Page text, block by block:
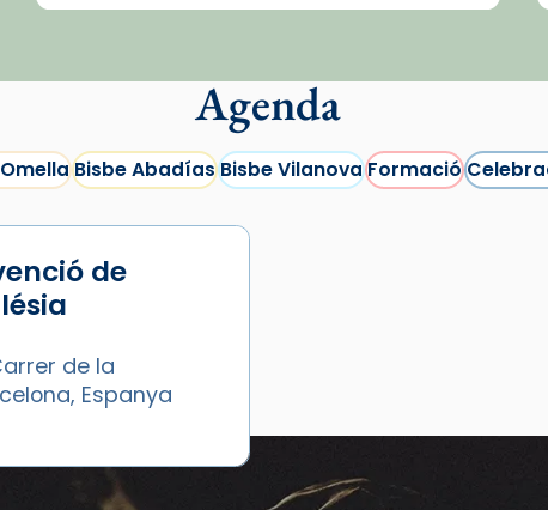
Agenda
Bisbe AbadíasBisbe VilanovaFormació
de
de la
Espanya
Esdeveniments